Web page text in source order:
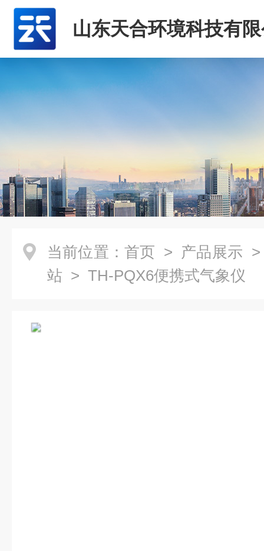
山东天合环境科技有
当前位置： 首页 > 产品展示
站 > TH-PQX6便携式气象仪